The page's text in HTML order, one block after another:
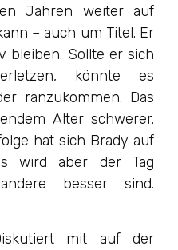
Jahren weiter auf
– auch um Titel. Er
bleiben. Sollte er sich
könnte es
ranzukommen. Das
Alter schwerer.
hat sich Brady auf
wird aber der Tag
besser sind.
mit auf der